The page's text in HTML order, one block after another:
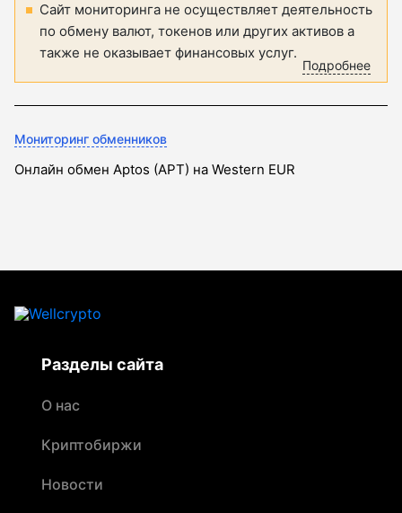
Сайт мониторинга не осуществляет деятельность
по обмену валют, токенов или других активов а
также не оказывает финансовых услуг.
Подробнее
Мониторинг обменников
Онлайн обмен Aptos (APT) на Western EUR
Разделы сайта
О нас
Криптобиржи
Новости